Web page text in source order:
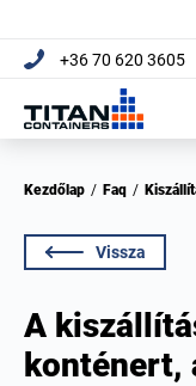
+36 70 620 3605
Kezdőlap / Faq /
Vissza
A
konténert,